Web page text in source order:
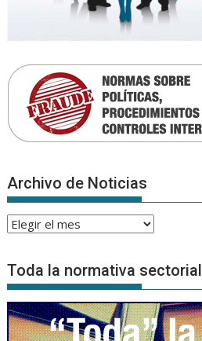
Archivo de Noticias
Archivo
Noticias
Toda la normativa sectorial